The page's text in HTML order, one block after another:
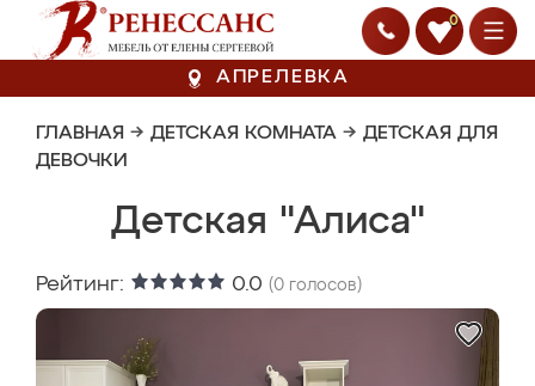
0
АПРЕЛЕВКА
ГЛАВНАЯ → ДЕТСКАЯ КОМНАТА → ДЕТСКАЯ ДЛЯ
ДЕВОЧКИ
Детская "Алиса"
Рейтинг: 0.0 (0 голосов)